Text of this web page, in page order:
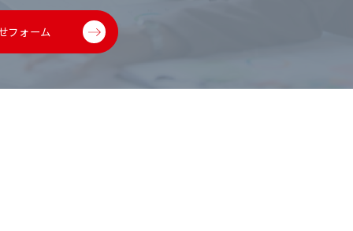
フォーム